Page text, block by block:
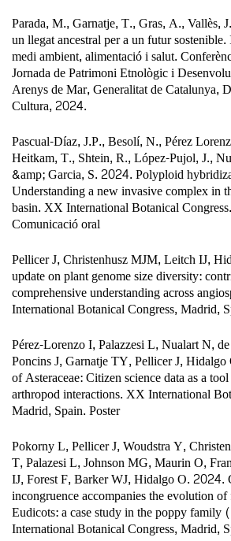
Parada, M., Garnatje, T., Gras, A., Vallès,
un llegat ancestral per a un futur
medi ambient, alimentació i salut.
Jornada de Patrimoni Etnològic i
Arenys de Mar, Generalitat de Catalunya,
Cultura, 2024.
Pascual-Díaz, J.P., Besolí, N., Pérez
Heitkam, T., Shtein, R., López-Pujol, J.,
&amp; Garcia, S. 2024. Polyploid
Understanding a new invasive complex in
basin. XX International Botanical
Comunicació oral
Pellicer J, Christenhusz MJM, Leitch IJ,
update on plant genome size diversity:
comprehensive understanding across
International Botanical Congress, Madrid,
Pérez-Lorenzo I, Palazzesi L, Nualart N,
Poncins J, Garnatje TY, Pellicer J,
of Asteraceae: Citizen science data as a
arthropod interactions. XX International
Madrid, Spain. Poster
Pokorny L, Pellicer J, Woudstra Y,
T, Palazesi L, Johnson MG, Maurin O,
IJ, Forest F, Barker WJ, Hidalgo O. 2024.
incongruence accompanies the evolution
Eudicots: a case study in the poppy
International Botanical Congress, Madrid,